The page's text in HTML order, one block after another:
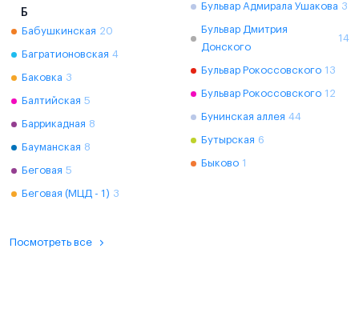
Б
Бабушкинская 20
Багратионовская 4
Баковка 3
Балтийская 5
Баррикадная 8
Бауманская 8
Беговая 5
Беговая (МЦД - 1) 3
Бульвар Адмирала Ушакова 3
Бульвар Дмитрия
Донского
14
Бульвар Рокоссовского 13
Бульвар Рокоссовского 12
Бунинская аллея 44
Бутырская 6
Быково 1
Посмотреть все